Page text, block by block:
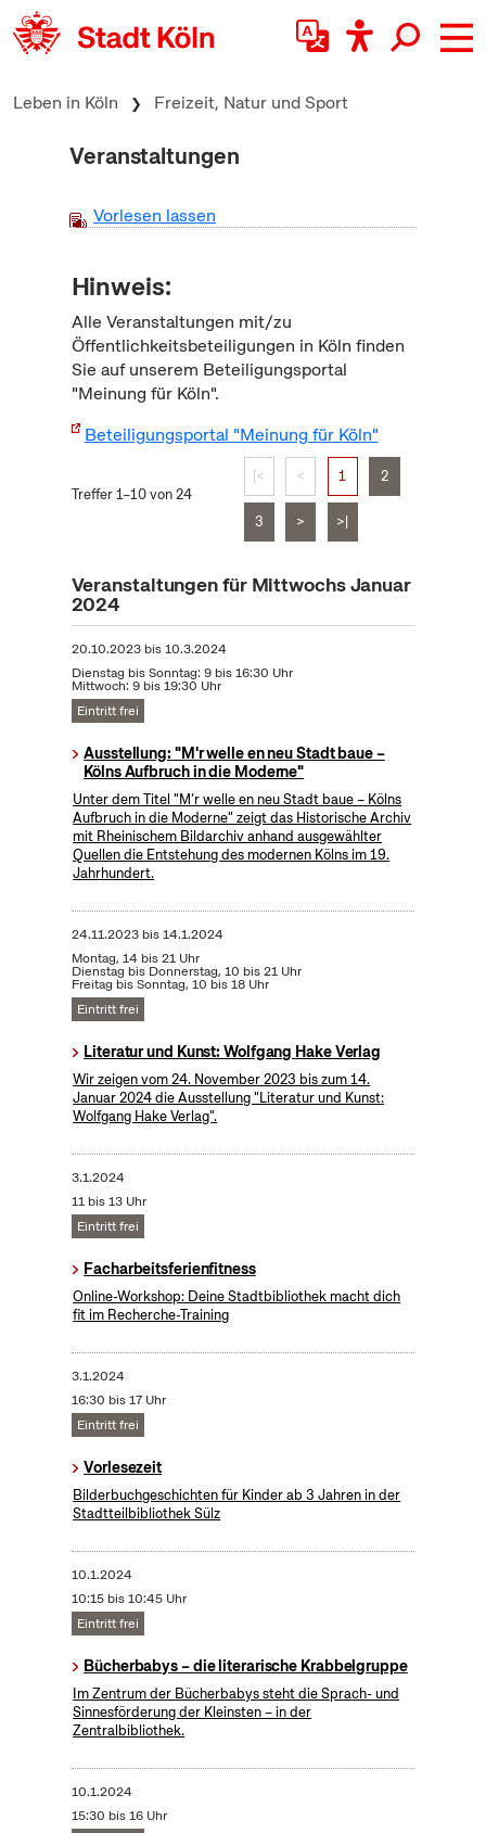
zum Inhalt springen
Leben in Köln Freizeit, Natur und Sport
Veranstaltungen
Vorlesen lassen
Hinweis:
Alle Veranstaltungen mit/zu
Öffentlichkeitsbeteiligungen in Köln finden
Sie auf unserem Beteiligungsportal
"Meinung für Köln".
Beteiligungsportal "Meinung für Köln"
Treffer 1–10 von 24
|< < 1 2
3 > >|
Veranstaltungen für Mittwochs Januar
2024
20.10.2023bis10.3.2024
Dienstag bis Sonntag: 9 bis 16:30 Uhr
Mittwoch: 9 bis 19:30 Uhr
Eintritt frei
Ausstellung: "M'r welle en neu Stadt baue –
Kölns Aufbruch in die Moderne"
Unter dem Titel "M’r welle en neu Stadt baue – Kölns
Aufbruch in die Moderne" zeigt das Historische Archiv
mit Rheinischem Bildarchiv anhand ausgewählter
Quellen die Entstehung des modernen Kölns im 19.
Jahrhundert.
24.11.2023bis14.1.2024
Montag, 14 bis 21 Uhr
Dienstag bis Donnerstag, 10 bis 21 Uhr
Freitag bis Sonntag, 10 bis 18 Uhr
Eintritt frei
Literatur und Kunst: Wolfgang Hake Verlag
Wir zeigen vom 24. November 2023 bis zum 14.
Januar 2024 die Ausstellung "Literatur und Kunst:
Wolfgang Hake Verlag".
3.1.2024
11 bis 13 Uhr
Eintritt frei
Facharbeitsferienfitness
Online-Workshop: Deine Stadtbibliothek macht dich
fit im Recherche-Training
3.1.2024
16:30 bis 17 Uhr
Eintritt frei
Vorlesezeit
Bilderbuchgeschichten für Kinder ab 3 Jahren in der
Stadtteilbibliothek Sülz
10.1.2024
10:15 bis 10:45 Uhr
Eintritt frei
Bücherbabys – die literarische Krabbelgruppe
Im Zentrum der Bücherbabys steht die Sprach- und
Sinnesförderung der Kleinsten – in der
Zentralbibliothek.
10.1.2024
15:30 bis 16 Uhr